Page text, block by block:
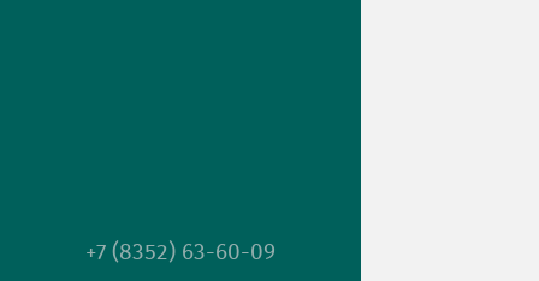
+7 (8352) 63-60-09